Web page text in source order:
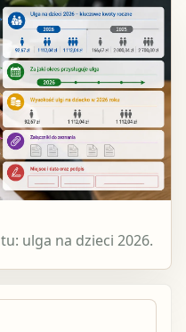
ulga na dzieci 2026.